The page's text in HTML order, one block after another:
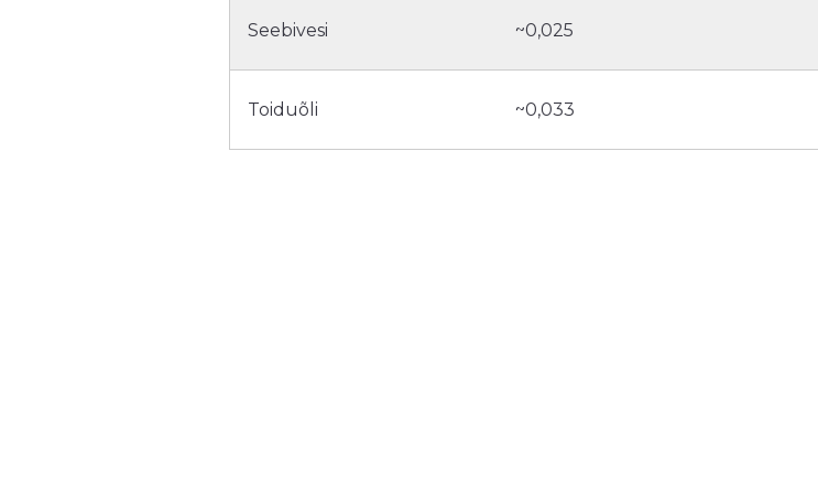
Seebivesi ~0,025
Toiduõli ~0,033